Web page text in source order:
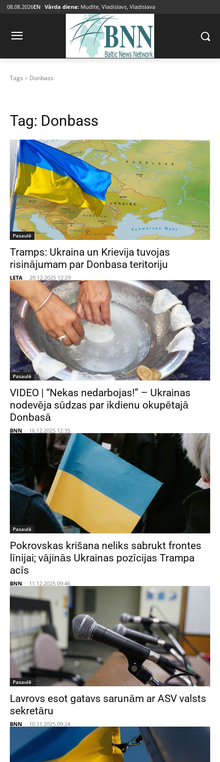
08.08.2026EN Vārda diena: Mudīte, Vladislavs, Vladislava
Tags Donbass
Tag: Donbass
Pasaulē
Tramps: Ukraina un Krievija tuvojas
risinājumam par Donbasa teritoriju
LETA - 29.12.2025 12:29
Pasaulē
VIDEO | “Nekas nedarbojas!” – Ukrainas
nodevēja sūdzas par ikdienu okupētajā
Donbasā
BNN - 16.12.2025 12:35
Pasaulē
Pokrovskas krišana neliks sabrukt frontes
līnijai; vājinās Ukrainas pozīcijas Trampa
acīs
BNN - 11.12.2025 09:46
Pasaulē
Lavrovs esot gatavs sarunām ar ASV valsts
sekretāru
BNN - 10.11.2025 09:24